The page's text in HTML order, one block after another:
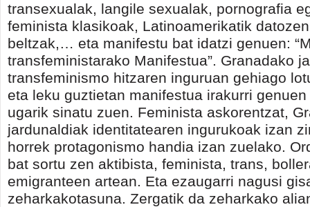
transexualak, langile sexualak, pornografia
feminista klasikoak, Latinoamerikatik
beltzak,… eta manifestu bat idatzi genuen:
transfeministarako Manifestua”. Granadako
transfeminismo hitzaren inguruan gehiago
eta leku guztietan manifestua irakurri
ugarik sinatu zuen. Feminista askorentzat,
jardunaldiak identitatearen ingurukoak izan
horrek protagonismo handia izan zuelako.
bat sortu zen aktibista, feminista, trans,
emigranteen artean. Eta ezaugarri nagusi
zeharkakotasuna. Zergatik da zeharkako